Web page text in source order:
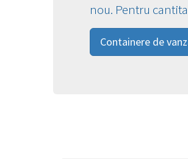
nou. Pentru
Containere de